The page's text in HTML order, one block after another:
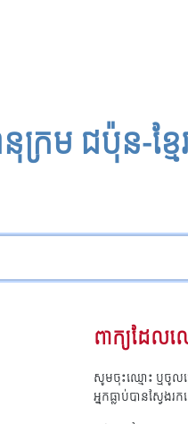
ពាក្យដែលល
សូមចុះឈ្មោះ ឬចូលប្
អ្នកធ្លាប់បានស្វែងរ